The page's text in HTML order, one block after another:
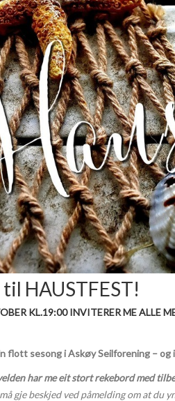
HAUSTFEST!
KL.19:00 INVITERER ME ALLE
flott sesong i Askøy Seilforening –
har me eit stort rekebord med
gje beskjed ved påmelding om at du